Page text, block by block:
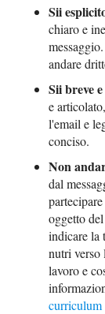
Sii
chiaro e
andare
Sii breve
e
l'email e
conciso.
Non
dal
oggetto
indicare la
nutri verso
lavoro e
curriculum